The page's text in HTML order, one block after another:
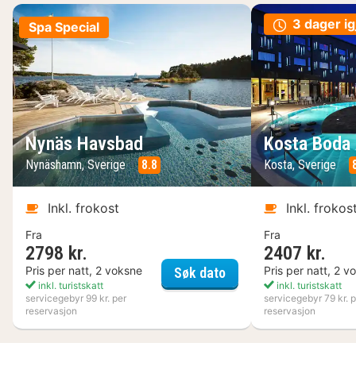
Spa Special
Nynäs Havsbad
Nynäshamn, Sverige 8.8
Inkl. frokost
Fra
2798 kr.
Pris per natt, 2 voksne
inkl. turistskatt
servicegebyr 99 kr. per
reservasjon
Søk datoNynäs Havsbad
3 dager
Kosta
Kosta, Sverige
Inkl.
Fra
2407 kr.
Pris per natt, 2
inkl. turistskatt
servicegebyr 79 kr.
reservasjon